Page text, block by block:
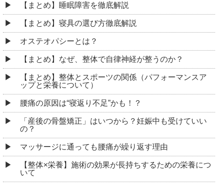
【まとめ】睡眠障害を徹底解説
【まとめ】寝具の選び方徹底解説
オステオパシーとは？
【まとめ】なぜ、整体で自律神経が整うのか？
【まとめ】整体とスポーツの関係（パフォーマンスア
ップと栄養について）
腰痛の原因は“寝返り不足”かも！？
「産後の骨盤矯正」はいつから？妊娠中も受けていい
の？
マッサージに通っても腰痛が繰り返す理由
【整体×栄養】施術の効果が長持ちするための栄養につ
いて